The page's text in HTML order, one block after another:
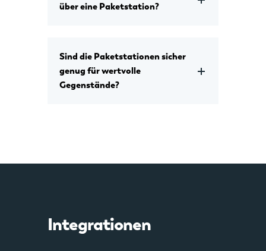
über eine Paketstation?
Sind die Paketstationen sicher
genug für wertvolle
Gegenstände?
Integrationen